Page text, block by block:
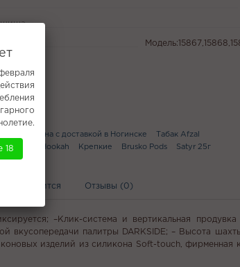
для кальяна с доставкой в Ногинске
Табак Afzal
Union Hookah Крепкие Brusko Pods
Satyr 25г
понравится Отзывы (0)
–Клик-система и вертикальная
вкусопередачи палитры DARKSIDE; – Высота
изделий из силикона Soft-touch, фирменная
18